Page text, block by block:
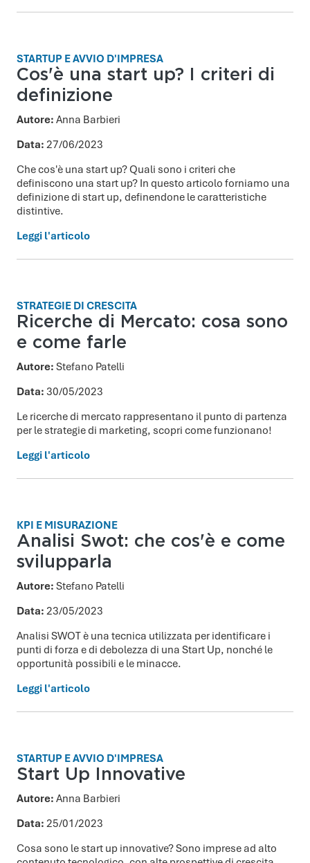
STARTUP E AVVIO D'IMPRESA
Cos'è una start up? I criteri di
definizione
Autore: Anna Barbieri
Data: 27/06/2023
Che cos'è una start up? Quali sono i criteri che
definiscono una start up? In questo articolo forniamo una
definizione di start up, definendone le caratteristiche
distintive.
Leggi l'articolo
STRATEGIE DI CRESCITA
Ricerche di Mercato: cosa sono
e come farle
Autore: Stefano Patelli
Data: 30/05/2023
Le ricerche di mercato rappresentano il punto di partenza
per le strategie di marketing, scopri come funzionano!
Leggi l'articolo
KPI E MISURAZIONE
Analisi Swot: che cos'è e come
svilupparla
Autore: Stefano Patelli
Data: 23/05/2023
Analisi SWOT è una tecnica utilizzata per identificare i
punti di forza e di debolezza di una Start Up, nonché le
opportunità possibili e le minacce.
Leggi l'articolo
STARTUP E AVVIO D'IMPRESA
Start Up Innovative
Autore: Anna Barbieri
Data: 25/01/2023
Cosa sono le start up innovative? Sono imprese ad alto